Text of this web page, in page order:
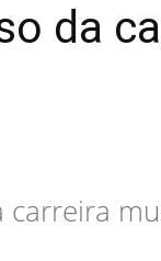
da
carreira